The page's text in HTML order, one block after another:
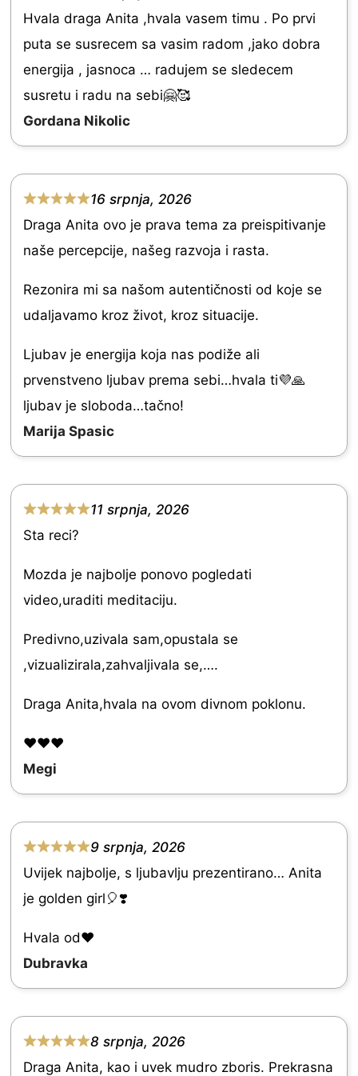
o
u
t
o
f
5
e
o
u
t
o
f
Hvala draga Anita ,hvala vasem timu . Po prvi
puta se susrecem sa vasim radom ,jako dobra
energija , jasnoca … radujem se sledecem
susretu i radu na sebi🤗🥰
Gordana Nikolic
t
e
d
.
0
o
u
f
5
16 srpnja, 2026
Draga Anita ovo je prava tema za preispitivanje
naše percepcije, našeg razvoja i rasta.
Rezonira mi sa našom autentičnosti od koje se
udaljavamo kroz život, kroz situacije.
Ljubav je energija koja nas podiže ali
prvenstveno ljubav prema sebi…hvala ti💜🙏
ljubav je sloboda…tačno!
Marija Spasic
t
e
5
.
0
u
t
5
11 srpnja, 2026
Sta reci?
Mozda je najbolje ponovo pogledati
video,uraditi meditaciju.
Predivno,uzivala sam,opustala se
,vizualizirala,zahvaljivala se,….
Draga Anita,hvala na ovom divnom poklonu.
❤️❤️❤️
Megi
e
d
5
.
0
o
9 srpnja, 2026
Uvijek najbolje, s ljubavlju prezentirano… Anita
je golden girl🎈❣️
Hvala od♥️
Dubravka
8 srpnja, 2026
Draga Anita, kao i uvek mudro zboris. Prekrasna